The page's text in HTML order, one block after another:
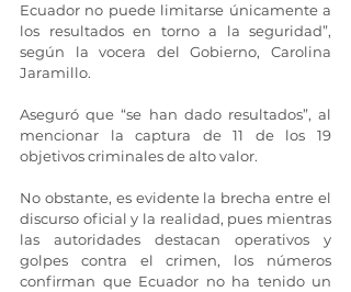
Ecuador no puede limitarse únicamente a
los resultados en torno a la seguridad”,
según la vocera del Gobierno, Carolina
Jaramillo.
Aseguró que “se han dado resultados”, al
mencionar la captura de 11 de los 19
objetivos criminales de alto valor.
No obstante, es evidente la brecha entre el
discurso oficial y la realidad, pues mientras
las autoridades destacan operativos y
golpes contra el crimen, los números
confirman que Ecuador no ha tenido un